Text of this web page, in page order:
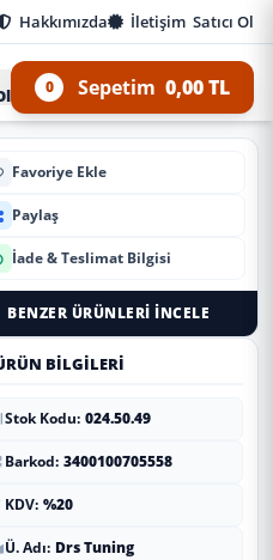
Hakkımızda İletişim Satıcı Ol
0 Sepetim 0,00 TL
Favoriye Ekle
Paylaş
İade & Teslimat Bilgisi
BENZER ÜRÜNLERI İNCELE
BILGILERI
Stok Kodu: 024.50.49
Barkod: 3400100705558
KDV: %20
Ü. Adı: Drs Tuning